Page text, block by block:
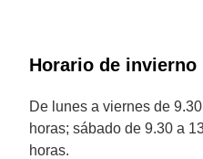
Horario de invierno
De lunes a viernes de
horas; sábado de 9.30 a
horas.